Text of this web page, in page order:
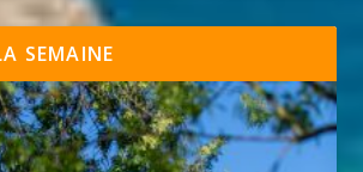
SEMAINE